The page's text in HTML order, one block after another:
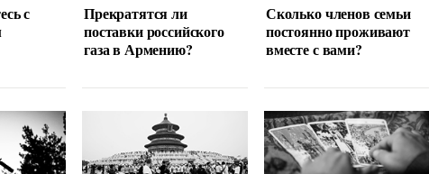
с
Прекратятся ли
поставки российского
газа в Армению?
Сколько членов семьи
постоянно проживают
вместе с вами?